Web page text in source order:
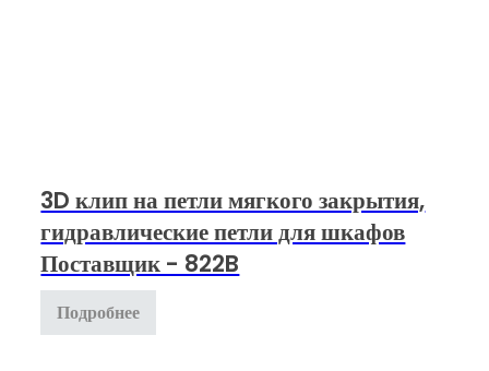
3D клип на петли мягкого закрытия,
гидравлические петли для шкафов
Поставщик - 822B
Подробнее